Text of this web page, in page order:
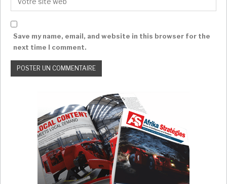
Entre le Mali et le Bénin, la guerre du coton
Bénin: plusieurs partis créent une coalition
pour «réparer…
Super Admin
La rupture, un bilan en double teinte
A Cotonou, ce mois de décembre, les béninois
n’affluent pas dans les bars comme d’habitude en
cette période de fin d’année. «La rupture a cassé
notre portefeuille et détruit le panier de la ménagère
s’offusque Lionel. A 38 ans, ce jeune entrepreneur a
Save my name, email, and website in this browser for the
next time I comment.